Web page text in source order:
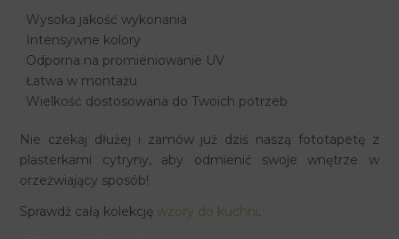
Wysoka jakość wykonania
Intensywne kolory
Odporna na promieniowanie UV
Łatwa w montażu
Wielkość dostosowana do Twoich potrzeb
Nie czekaj dłużej i zamów już dziś naszą fototapetę z
plasterkami cytryny, aby odmienić swoje wnętrze w
orzeźwiający sposób!
Sprawdź całą kolekcjęwzory do kuchni.